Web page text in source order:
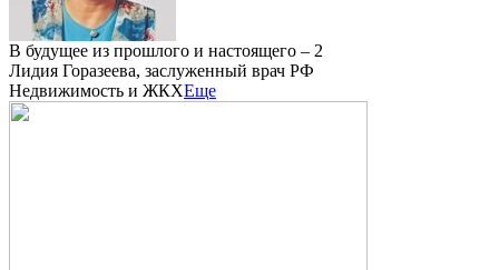
В будущее из прошлого и настоящего – 2
Лидия Горазеева, заслуженный врач РФ
Недвижимость и ЖКХЕще